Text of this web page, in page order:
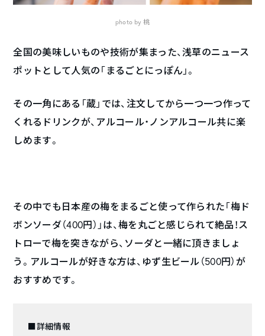
photo by 桃
全国の美味しいものや技術が集まった、浅草のニュース
ポットとして人気の「まるごとにっぽん」。
その一角にある「蔵」では、注文してから一つ一つ作って
くれるドリンクが、アルコール・ノンアルコール共に楽
しめます。
その中でも日本産の梅をまるごと使って作られた「梅ド
ボンソーダ（400円）」は、梅を丸ごと感じられて絶品！ス
トローで梅を突きながら、ソーダと一緒に頂きましょ
う。アルコールが好きな方は、ゆず生ビール（500円）が
おすすめです。
■詳細情報